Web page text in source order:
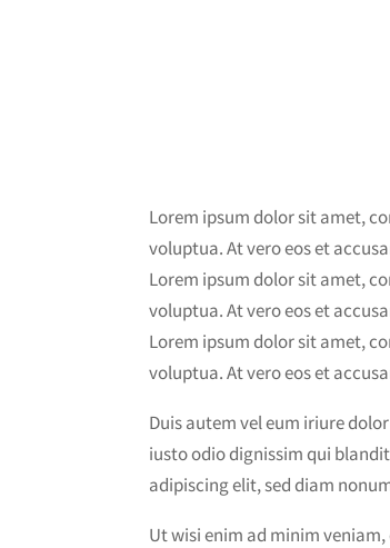
Lorem ipsum dolor sit amet,
voluptua. At vero eos et
Lorem ipsum dolor sit amet,
voluptua. At vero eos et
Lorem ipsum dolor sit amet,
voluptua. At vero eos et
Duis autem vel eum iriure
iusto odio dignissim qui
adipiscing elit, sed diam
Ut wisi enim ad minim